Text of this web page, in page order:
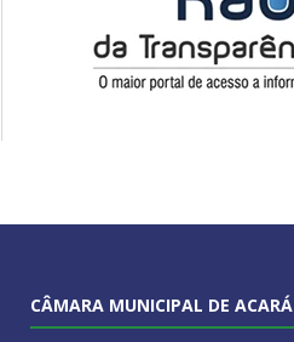
CÂMARA MUNICIPAL DE ACARÁ